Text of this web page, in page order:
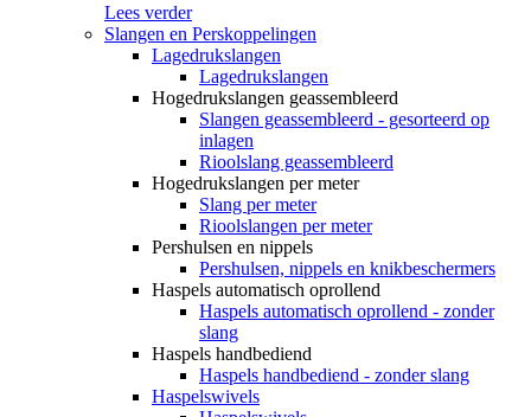
Lees verder
Slangen en Perskoppelingen
Lagedrukslangen
Lagedrukslangen
Hogedrukslangen geassembleerd
Slangen geassembleerd - gesorteerd op
inlagen
Rioolslang geassembleerd
Hogedrukslangen per meter
Slang per meter
Rioolslangen per meter
Pershulsen en nippels
Pershulsen, nippels en knikbeschermers
Haspels automatisch oprollend
Haspels automatisch oprollend - zonder
slang
Haspels handbediend
Haspels handbediend - zonder slang
Haspelswivels